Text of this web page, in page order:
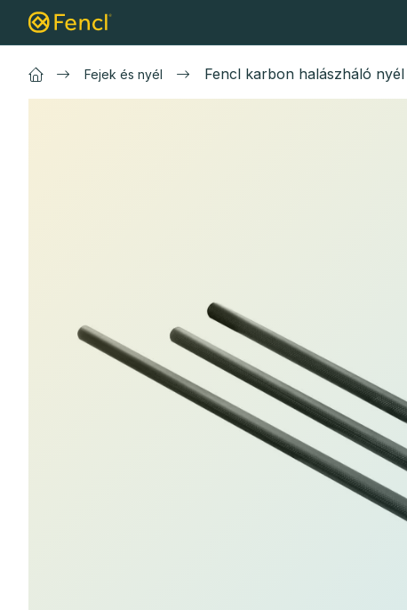
Ugrás
tartalomhoz
Fejek és nyél Fencl karbon halászháló nyél